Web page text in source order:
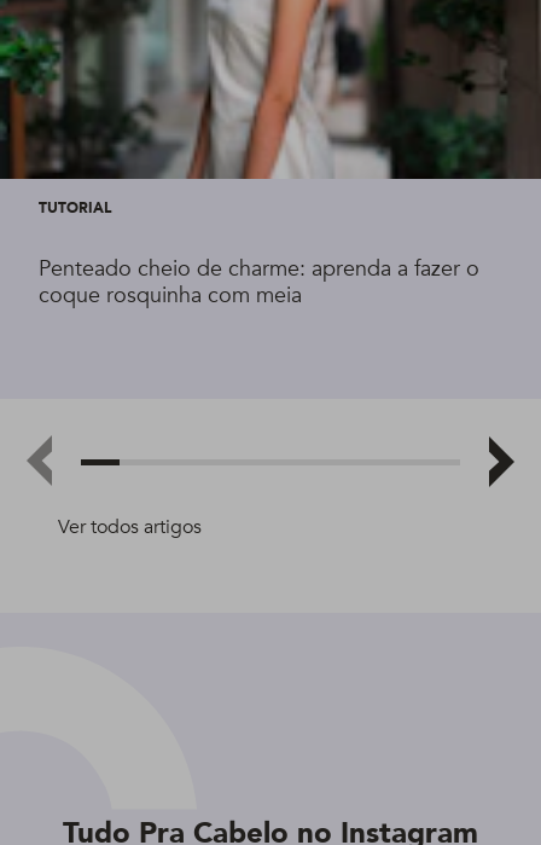
Ver todos artigos
TUTORIAL
Penteado cheio de charme: aprenda a fazer o
coque rosquinha com meia
Tudo Pra Cabelo no Instagram